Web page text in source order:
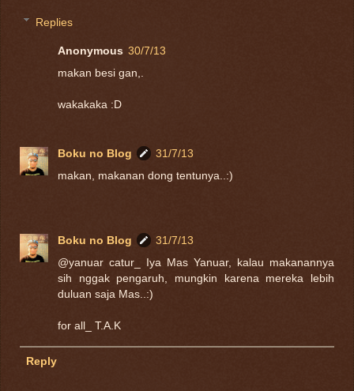
Replies
Anonymous 30/7/13
makan besi gan,.
wakakaka :D
Boku no Blog
31/7/13
makan, makanan dong tentunya..:)
Boku no Blog
31/7/13
@yanuar catur_ Iya Mas Yanuar, kalau makanannya
sih nggak pengaruh, mungkin karena mereka lebih
duluan saja Mas..:)
for all_ T.A.K
Reply